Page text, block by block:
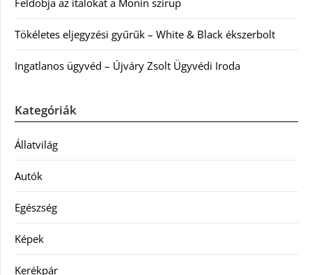
Tökéletes eljegyzési gyűrűk – White & Black ékszerbolt
Ingatlanos ügyvéd – Újváry Zsolt Ügyvédi Iroda
Kategóriák
Állatvilág
Autók
Egészség
Képek
Kerékpár